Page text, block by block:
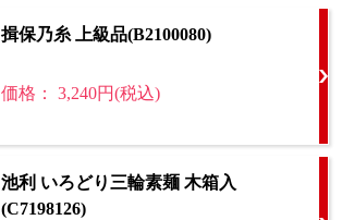
揖保乃糸 上級品(B2100080)
価格： 3,240円(税込)
池利 いろどり三輪素麺 木箱入
(C7198126)